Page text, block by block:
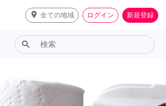
place 全ての地域 ログイン 新規登録
search